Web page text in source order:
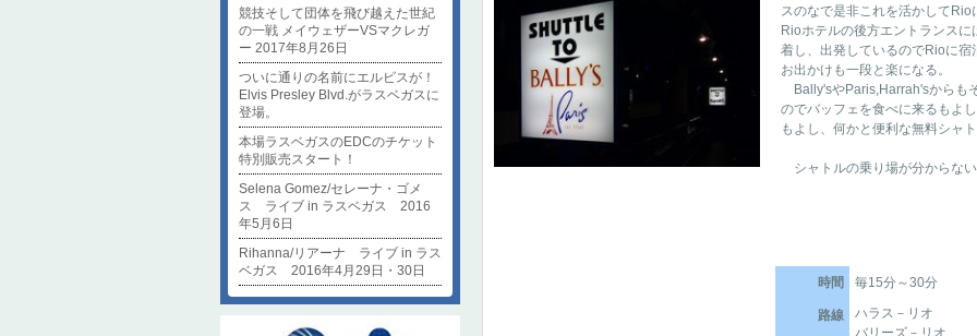
競技そして団体を飛び越えた世紀
の一戦 メイウェザーVSマクレガ
ー 2017年8月26日
ついに通りの名前にエルビスが！
Elvis Presley Blvd.がラスベガスに
登場。
本場ラスベガスのEDCのチケット
特別販売スタート！
Selena Gomez/セレーナ・ゴメ
ス ライブ in ラスベガス 2016
年5月6日
Rihanna/リアーナ ライブ in ラス
ベガス 2016年4月29日・30日
スのなで是非これを活かしてRio
Rioホテルの後方エントランス
着し、出発しているのでRioに
お出かけも一段と楽になる。
Bally'sやParis,Harrah'sからも
のでバッフェを食べに来るもよ
もよし、何かと便利な無料シャト
シャトルの乗り場が分からない
時間 毎15分～30分
路線
ハラス－リオ
バリーズ－リオ